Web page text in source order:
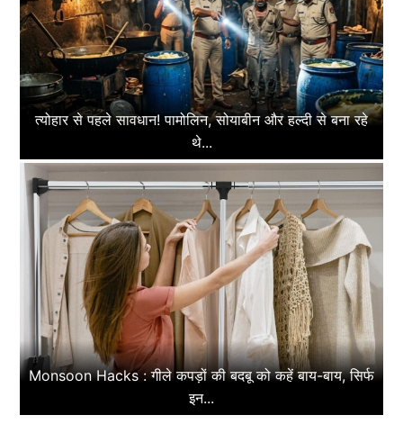
त्योहार से पहले सावधान! पामोलिन, सोयाबीन और हल्दी से बना रहे
थे...
Monsoon Hacks : गीले कपड़ों की बदबू को कहें बाय-बाय, सिर्फ
इन...